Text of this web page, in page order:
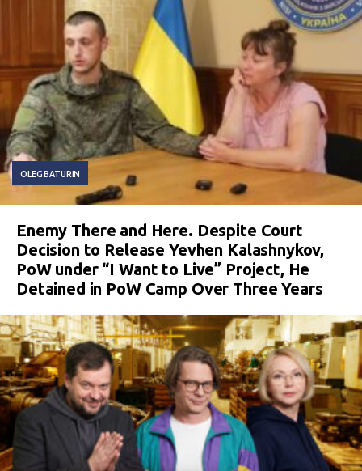
OLEG BATURIN
Enemy There and Here. Despite Court
Decision to Release Yevhen Kalashnykov,
PoW under “I Want to Live” Project, He
Detained in PoW Camp Over Three Years